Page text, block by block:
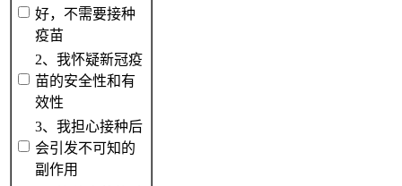
好，不需要接种
疫苗
2、我怀疑新冠疫
苗的安全性和有
效性
3、我担心接种后
会引发不可知的
副作用